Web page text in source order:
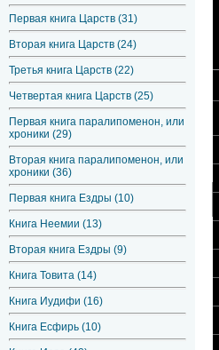
Первая книга Царств (31)
Вторая книга Царств (24)
Третья книга Царств (22)
Четвертая книга Царств (25)
Первая книга паралипоменон, или
хроники (29)
Вторая книга паралипоменон, или
хроники (36)
Первая книга Ездры (10)
Книга Неемии (13)
Вторая книга Ездры (9)
Книга Товита (14)
Книга Иудифи (16)
Книга Есфирь (10)